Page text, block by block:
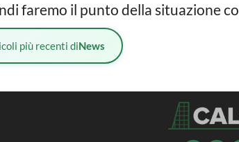
faremo il punto della situazione
più recenti diNews